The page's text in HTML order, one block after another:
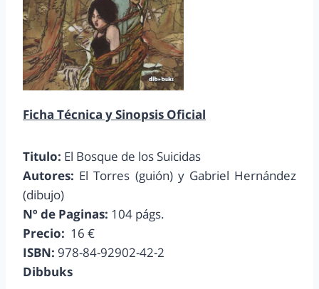
Ficha Técnica y Sinopsis Oficial
Titulo: El Bosque de los Suicidas
Autores: El Torres (guión) y Gabriel Hernández
(dibujo)
Nº de Paginas: 104 págs.
Precio: 16 €
ISBN: 978-84-92902-42-2
Dibbuks